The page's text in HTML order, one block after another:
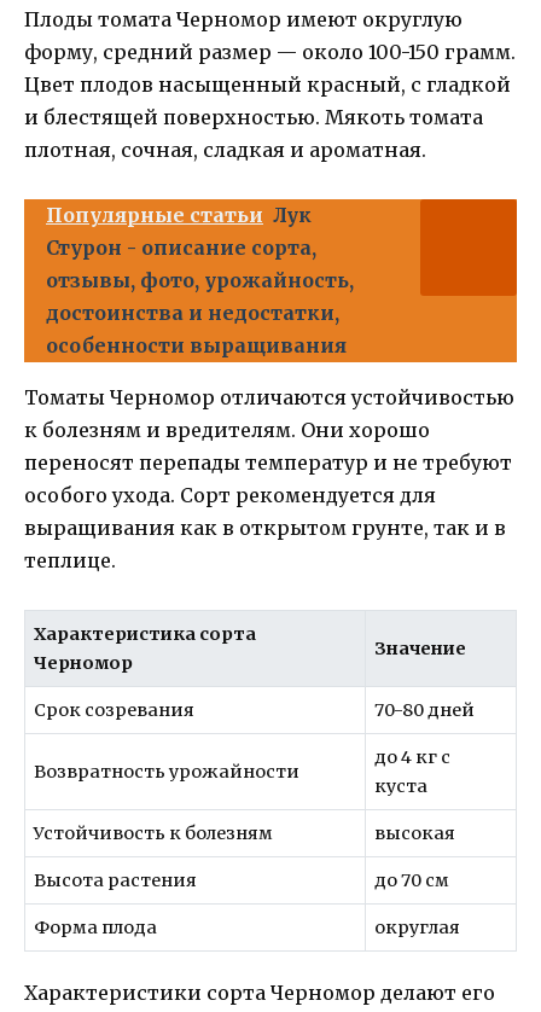
Плоды томата Черномор имеют округлую
форму, средний размер — около 100-150 грамм.
Цвет плодов насыщенный красный, с гладкой
и блестящей поверхностью. Мякоть томата
плотная, сочная, сладкая и ароматная.
Популярные статьи Лук
Стурон - описание сорта,
отзывы, фото, урожайность,
достоинства и недостатки,
особенности выращивания
Томаты Черномор отличаются устойчивостью
к болезням и вредителям. Они хорошо
переносят перепады температур и не требуют
особого ухода. Сорт рекомендуется для
выращивания как в открытом грунте, так и в
теплице.
Характеристика сорта
Черномор
Значение
Срок созревания 70-80 дней
Возвратность урожайности
до 4 кг с
куста
Устойчивость к болезням высокая
Высота растения до 70 см
Форма плода округлая
Характеристики сорта Черномор делают его